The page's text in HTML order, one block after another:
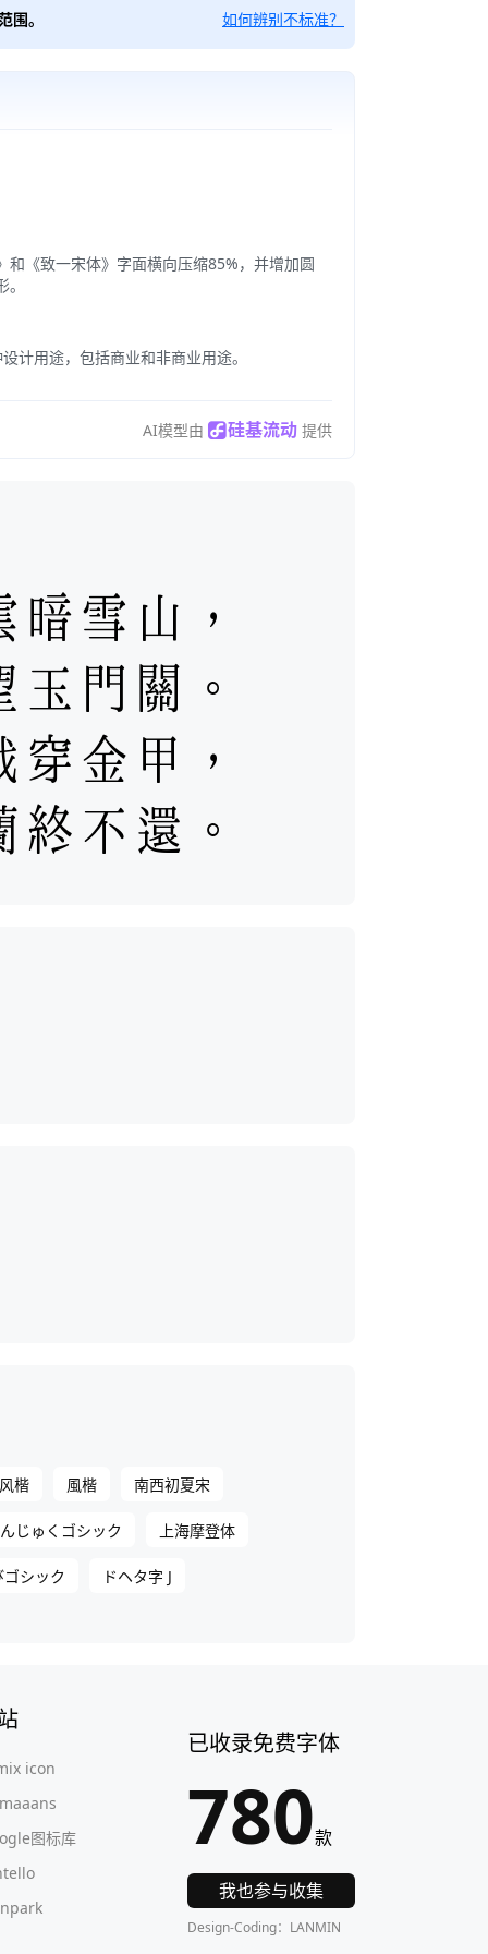
围。 如何辨别不标准？
《致一宋体》字面横向压缩85%，并增加圆
计用途，包括商业和非商业用途。
AI模型由 硅基流动 提供
楷 風楷 南西初夏宋
じゅくゴシック 上海摩登体
シック ドヘタ字 J
icon
图标库
已收录免费字体
780款
我也参与收集
Design-Coding：LANMIN